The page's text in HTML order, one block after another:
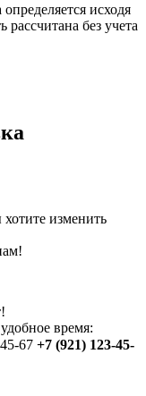
исходя
рассчитана без учета
изменить
время:
67 +7 (921) 123-45-